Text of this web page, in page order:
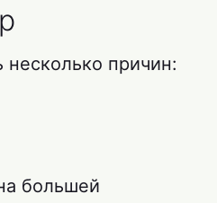
причин:
большей